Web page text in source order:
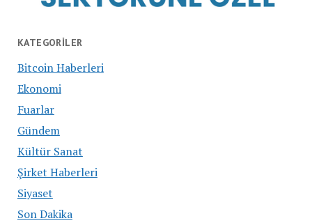
KATEGORILER
Bitcoin Haberleri
Ekonomi
Fuarlar
Gündem
Kültür Sanat
Şirket Haberleri
Siyaset
Son Dakika